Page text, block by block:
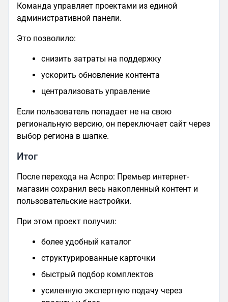
Команда управляет проектами из единой
административной панели.
Это позволило:
снизить затраты на поддержку
ускорить обновление контента
централизовать управление
Если пользователь попадает не на свою
региональную версию, он переключает сайт через
выбор региона в шапке.
Итог
После перехода на Аспро: Премьер интернет-
магазин сохранил весь накопленный контент и
пользовательские настройки.
При этом проект получил:
более удобный каталог
структурированные карточки
быстрый подбор комплектов
усиленную экспертную подачу через